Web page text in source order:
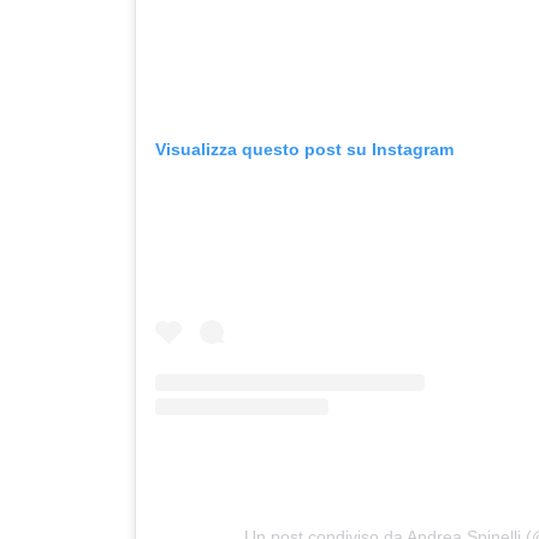
Visualizza questo post su Instagram